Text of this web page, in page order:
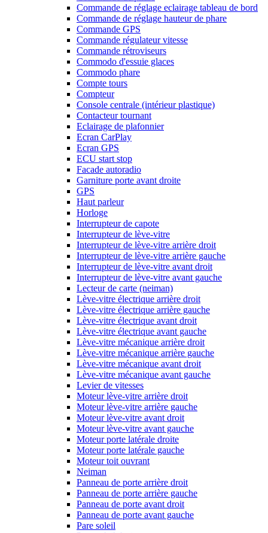
Commande de réglage eclairage tableau de bord
Commande de réglage hauteur de phare
Commande GPS
Commande régulateur vitesse
Commande rétroviseurs
Commodo d'essuie glaces
Commodo phare
Compte tours
Compteur
Console centrale (intérieur plastique)
Contacteur tournant
Eclairage de plafonnier
Ecran CarPlay
Ecran GPS
ECU start stop
Facade autoradio
Garniture porte avant droite
GPS
Haut parleur
Horloge
Interrupteur de capote
Interrupteur de lève-vitre
Interrupteur de lève-vitre arrière droit
Interrupteur de lève-vitre arrière gauche
Interrupteur de lève-vitre avant droit
Interrupteur de lève-vitre avant gauche
Lecteur de carte (neiman)
Lève-vitre électrique arrière droit
Lève-vitre électrique arrière gauche
Lève-vitre électrique avant droit
Lève-vitre électrique avant gauche
Lève-vitre mécanique arrière droit
Lève-vitre mécanique arrière gauche
Lève-vitre mécanique avant droit
Lève-vitre mécanique avant gauche
Levier de vitesses
Moteur lève-vitre arrière droit
Moteur lève-vitre arrière gauche
Moteur lève-vitre avant droit
Moteur lève-vitre avant gauche
Moteur porte latérale droite
Moteur porte latérale gauche
Moteur toit ouvrant
Neiman
Panneau de porte arrière droit
Panneau de porte arrière gauche
Panneau de porte avant droit
Panneau de porte avant gauche
Pare soleil